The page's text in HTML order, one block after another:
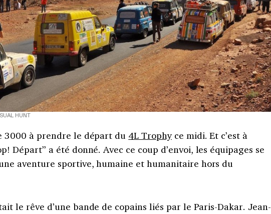
HUNT
3000 à prendre le départ du 4L Trophyce midi. Et c’est à
Départ” a été donné. Avec ce coup d’envoi, les équipages se
aventure sportive, humaine et humanitaire hors du
le rêve d’une bande de copains liés par le Paris-Dakar. Jean-